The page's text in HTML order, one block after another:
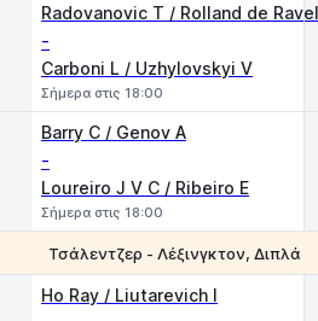
Radovanovic T / Rolland de
-
Carboni L / Uzhylovskyi V
Σήμερα στις 18:00
Barry C / Genov A
-
Loureiro J V C / Ribeiro E
Σήμερα στις 18:00
Τσάλεντζερ - Λέξινγκτον, Διπλά
Ho Ray / Liutarevich I